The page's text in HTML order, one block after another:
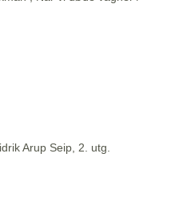
Arup Seip, 2. utg.